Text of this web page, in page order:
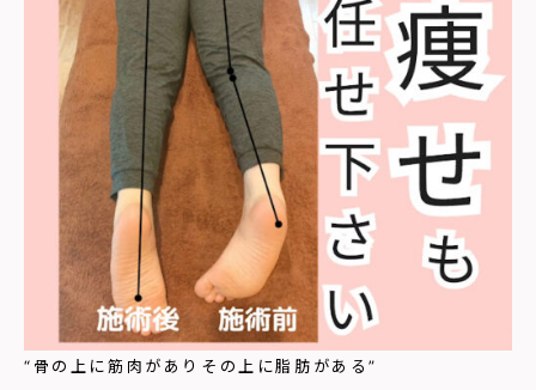
“骨の上に筋肉がありその上に脂肪がある”